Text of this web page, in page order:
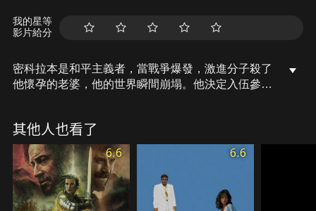
我的星等
影片給分
密科拉本是和平主義者，當戰爭爆發，激進分子殺了
他懷孕的老婆，他的世界瞬間崩塌。他決定入伍參加
緣救出，指導員卻因此不幸身亡。這件事讓他深感內
疚，當他再度接到新任務的通知時，而他也準備好這
次要犧牲自己…
其他人也看了
6.6 6.6